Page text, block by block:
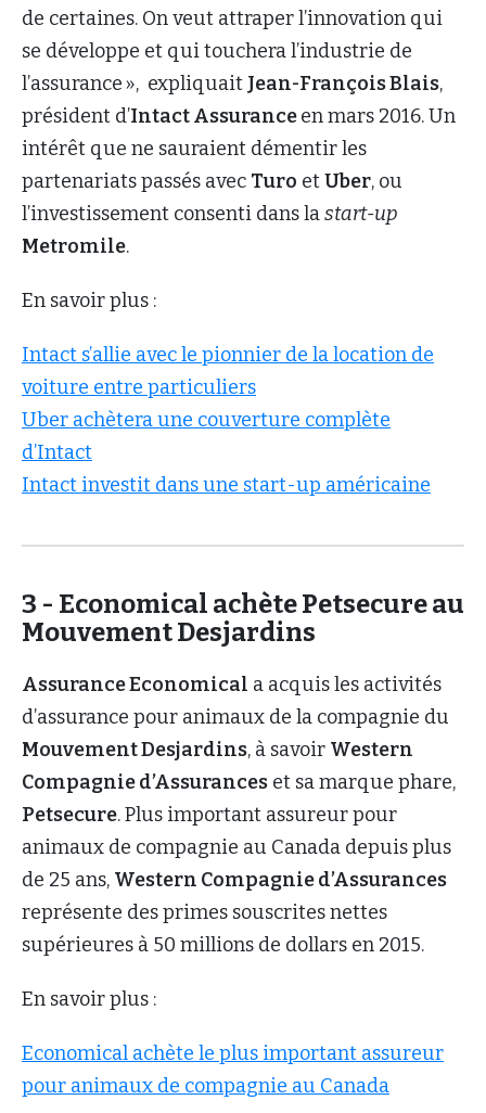
de certaines. On veut attraper l’innovation qui
se développe et qui touchera l’industrie de
l’assurance », expliquait Jean-François Blais,
président d’Intact Assuranceen mars 2016. Un
intérêt que ne sauraient démentir les
partenariats passés avec Turo etUber, ou
l’investissement consenti dans lastart-up
Metromile.
En savoir plus :
Intact s’allie avec le pionnier de la location de
voiture entre particuliers
Uber achètera une couverture complète
d’Intact
Intact investit dans une start-up américaine
3 - Economical achète Petsecure au
Mouvement Desjardins
Assurance Economical a acquis les activités
d’assurance pour animaux de la compagnie du
Mouvement Desjardins, à savoir Western
Compagnie d’Assurances et sa marque phare,
Petsecure. Plus important assureur pour
animaux de compagnie au Canada depuis plus
de 25 ans, Western Compagnie d’Assurances
représente des primes souscrites nettes
supérieures à 50 millions de dollars en 2015.
En savoir plus :
Economical achète le plus important assureur
pour animaux de compagnie au Canada